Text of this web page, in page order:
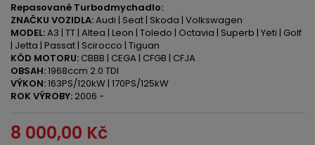
Repasované Turbodmychadlo:
ZNAČKU VOZIDLA:Audi | Seat | Skoda | Volkswagen
MODEL:A3 | TT | Altea | Leon | Toledo | Octavia | Superb | Yeti | Golf
| Jetta | Passat | Scirocco | Tiguan
KÓD MOTORU: CBBB | CEGA | CFGB | CFJA
OBSAH:1968ccm 2.0 TDI
VÝKON:163PS/120kW | 170PS/125kW
ROK VÝROBY: 2006 -
8 000,00 Kč